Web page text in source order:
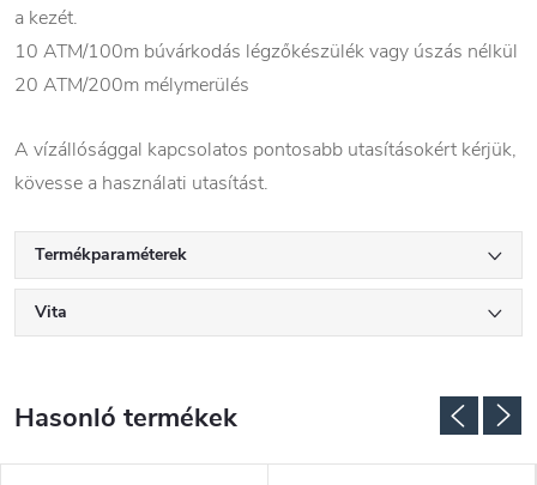
a kezét.
10 ATM/100m búvárkodás légzőkészülék vagy úszás nélkül
20 ATM/200m mélymerülés
A vízállósággal kapcsolatos pontosabb utasításokért kérjük,
kövesse a használati utasítást.
Termékparaméterek
Vita